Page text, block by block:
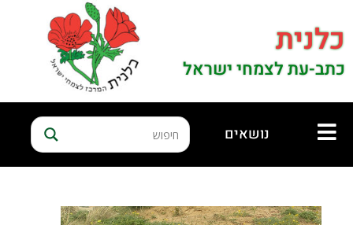
כלנית
כתב-עת לצמחי ישראל
נושאים